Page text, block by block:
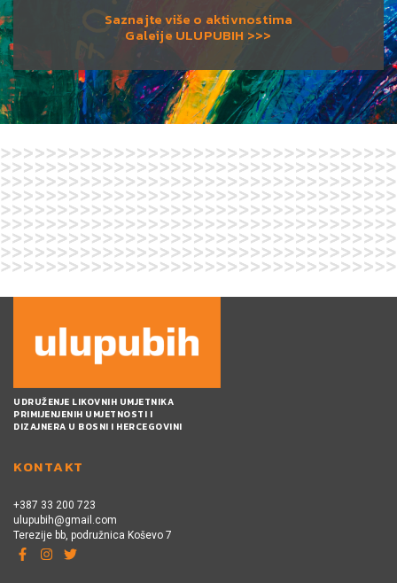
Saznajte više o aktivnostima
Galeije ULUPUBIH >>>
UDRUŽENJE LIKOVNIH UMJETNIKA
PRIMIJENJENIH UMJETNOSTI I
DIZAJNERA U BOSNI I HERCEGOVINI
KONTAKT
+387 33 200 723
ulupubih@gmail.com
Terezije bb, podružnica Koševo 7